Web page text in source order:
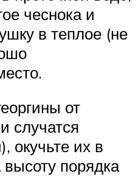
чеснока и
в теплое (не
от
случатся
окучьте их в
порядка